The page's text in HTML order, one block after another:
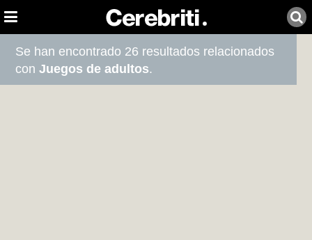
Se han encontrado 26 resultados relacionados
conJuegos de adultos.